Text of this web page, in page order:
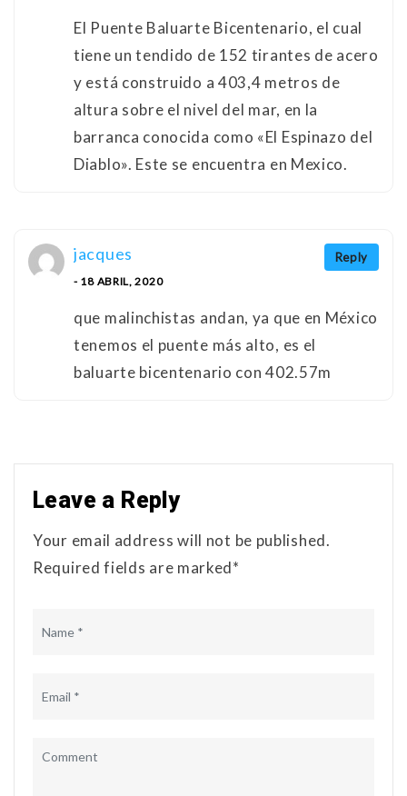
El Puente Baluarte Bicentenario, el cual
tiene un tendido de 152 tirantes de acero
y está construido a 403,4 metros de
altura sobre el nivel del mar, en la
barranca conocida como «El Espinazo del
Diablo». Este se encuentra en Mexico.
Reply
jacques
- 18 ABRIL, 2020
que malinchistas andan, ya que en México
tenemos el puente más alto, es el
baluarte bicentenario con 402.57m
Leave a Reply
Your email address will not be published.
Required fields are marked*